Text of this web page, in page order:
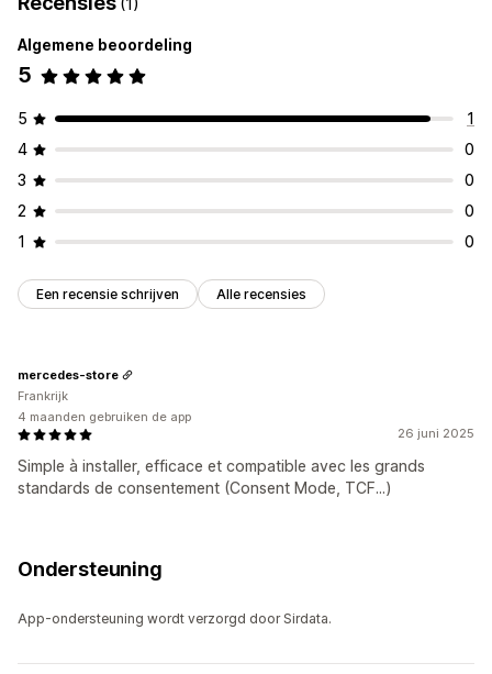
Mobiel responsief
Naleving privacybeleid
Naleving toegankelijkheidsbeleid
Regelgeving
CCPA
(1)
Algemene beoordeling
5
5
1
4
0
3
0
2
0
1
0
Een recensie schrijven Alle recensies
26 juni 2025
Simple à installer, efficace et compatible avec les grands
standards de consentement (Consent Mode, TCF...)
mercedes-store
Frankrijk
4 maanden gebruiken de app
Ondersteuning
App-ondersteuning wordt verzorgd door Sirdata.